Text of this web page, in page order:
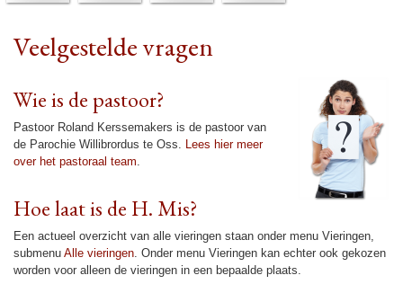
Veelgestelde vragen
Wie is de pastoor?
Pastoor Roland Kerssemakers is de pastoor van
de Pa­ro­chie Wil­li­brordus te Oss. Lees hier meer
over het pas­to­raal team.
Hoe laat is de H. Mis?
Een actueel over­zicht van alle vie­rin­gen staan onder menu Vie­rin­gen,
submenu Alle vie­rin­gen. Onder menu Vie­rin­gen kan echter ook gekozen
wor­den voor alleen de vie­rin­gen in een bepaalde plaats.